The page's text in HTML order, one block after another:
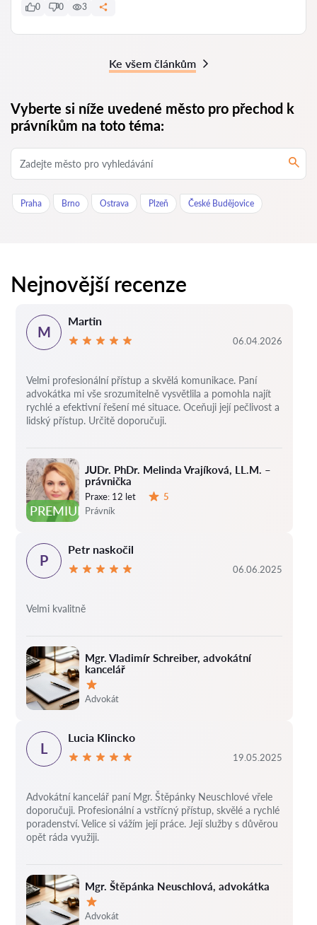
0 0 3
Ke všem článkům
Vyberte si níže uvedené město pro přechod k
právníkům na toto téma:
Praha Brno Ostrava Plzeň České Budějovice
Nejnovější recenze
PREMIUM
JUDr. PhDr. Melinda Vrajíková, LL.M. –
právnička
Praxe: 12 let
5
Právník
M
Martin
06.04.2026
Velmi profesionální přístup a skvělá komunikace. Paní
advokátka mi vše srozumitelně vysvětlila a pomohla najít
rychlé a efektivní řešení mé situace. Oceňuji její pečlivost a
lidský přístup. Určitě doporučuji.
Mgr. Vladimír Schreiber, advokátní
kancelář
Hodnocení:
Advokát
P
Petr naskočil
06.06.2025
Velmi kvalitně
Mgr. Štěpánka Neuschlová, advokátka
Hodnocení:
Advokát
L
Lucia Klincko
19.05.2025
Advokátní kancelář paní Mgr. Štěpánky Neuschlové vřele
doporučuji. Profesionální a vstřícný přístup, skvělé a rychlé
poradenství. Velice si vážím její práce. Její služby s důvěrou
opět ráda využiji.